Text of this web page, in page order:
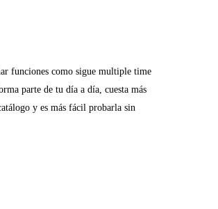
funciones como sigue multiple time
parte de tu día a día, cuesta más
y es más fácil probarla sin